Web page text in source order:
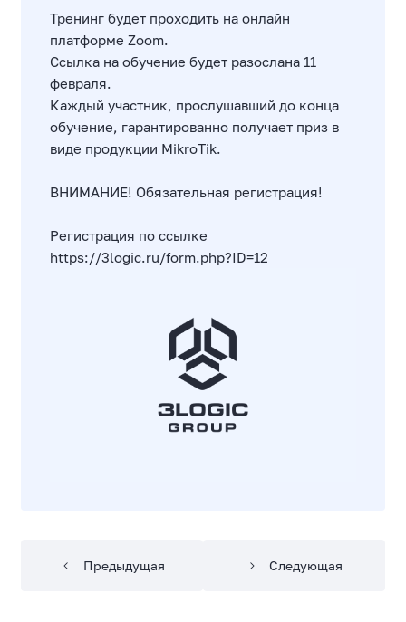
Тренинг будет проходить на онлайн
платформе Zoom.
Ссылка на обучение будет разослана 11
февраля.
Каждый участник, прослушавший до конца
обучение, гарантированно получает приз в
виде продукции MikroTik.
ВНИМАНИЕ! Обязательная регистрация!
Регистрация по ссылке
https://3logic.ru/form.php?ID=12
Предыдущая Следующая